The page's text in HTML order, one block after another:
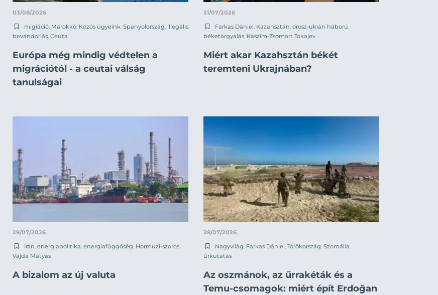
03/08/2026
migráció Marokkó Közös ügyeink Spanyolország illegális
bevándorlás Ceuta
Európa még mindig védtelen a
migrációtól - a ceutai válság
tanulságai
31/07/2026
Farkas Dániel Kazahsztán orosz-ukrán háború
béketárgyalás Kaszim-Zsomart Tokajev
Miért akar Kazahsztán békét
teremteni Ukrajnában?
29/07/2026
Irán, energiapolitika, energiafüggőség, Hormuzi-szoros,
Vajda Mátyás
A bizalom az új valuta
28/07/2026
Nagyvilág, Farkas Dániel, Törökország, Szomália,
űrkutatás
Az oszmánok, az űrrakéták és a
Temu-csomagok: miért épít Erdoğan